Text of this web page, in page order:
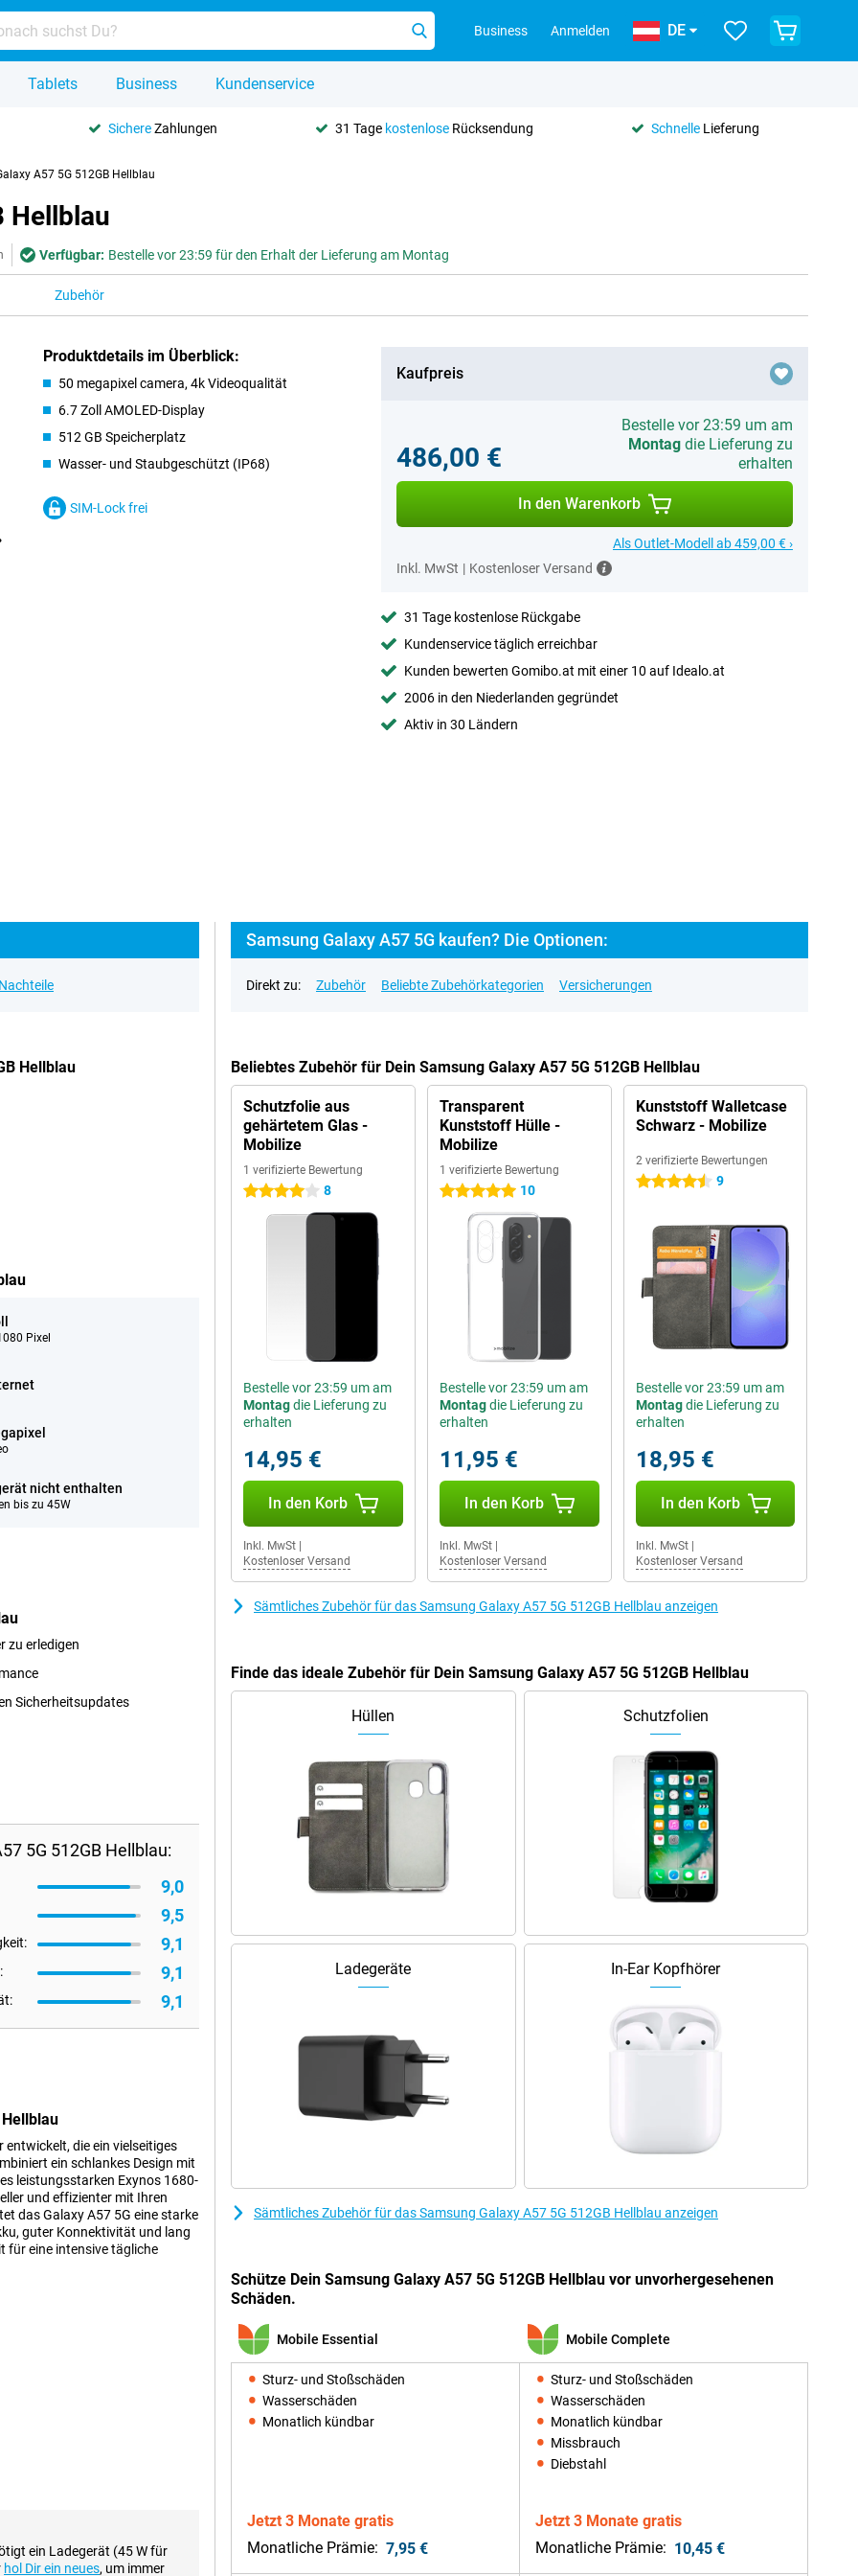
Business Anmelden DE
Tablets Business Kundenservice
SichereZahlungen 31 Tage kostenloseRücksendung SchnelleLieferung
A57 5G 512GB Hellblau
Hellblau
Verfügbar: Bestelle vor 23:59 für den Erhalt der Lieferung am Montag
Zubehör
Produktdetails im Überblick:
50 megapixel camera, 4k Videoqualität
6.7 Zoll AMOLED-Display
512 GB Speicherplatz
Wasser- und Staubgeschützt (IP68)
SIM-Lock frei
Kaufpreis
486,00 €
Bestelle vor 23:59 um am
Montagdie Lieferung zu
erhalten
In den Warenkorb
Als Outlet-Modell ab 459,00 € ›
Inkl. MwSt | Kostenloser Versand
31 Tage kostenlose Rückgabe
Kundenservice täglich erreichbar
Kunden bewerten Gomibo.at mit einer 10 auf Idealo.at
2006 in den Niederlanden gegründet
Aktiv in 30 Ländern
Hellblau
Pixel
nicht enthalten
bis zu 45W
zu erledigen
Sicherheitsupdates
5G 512GB Hellblau:
9,0
9,5
9,1
9,1
9,1
die ein vielseitiges
ein schlankes Design mit
leistungsstarken Exynos 1680-
und effizienter mit Ihren
das Galaxy A57 5G eine starke
guter Konnektivität und lang
für eine intensive tägliche
Design, das auf dem
wobei sich die Linsen subtil in
Look sorgen.
einem etwas niedrigeren Preis
KI-Funktionen, die
KI-Agenten nutzen und
ein Ladegerät (45 W für
hol Dir ein neues, um immer
Samsung Galaxy A57 5G kaufen? Die Optionen:
Direkt zu: Zubehör Beliebte Zubehörkategorien Versicherungen
Beliebtes Zubehör für Dein Samsung Galaxy A57 5G 512GB Hellblau
Schutzfolie aus
gehärtetem Glas -
Mobilize
1 verifizierte Bewertung
4 Sterne 8
Bestelle vor 23:59 um am
Montagdie Lieferung zu
erhalten
14,95 €
In den Korb
Inkl. MwSt
Kostenloser Versand
Transparent
Kunststoff Hülle -
Mobilize
1 verifizierte Bewertung
5 Sterne 10
Bestelle vor 23:59 um am
Montagdie Lieferung zu
erhalten
11,95 €
In den Korb
Inkl. MwSt|
Kostenloser Versand
Kunststoff Walletcase
Schwarz - Mobilize
2 verifizierte Bewertungen
4.5 Sterne 9
Bestelle vor 23:59 um am
Montagdie Lieferung zu
erhalten
18,95 €
In den Korb
Inkl. MwSt|
Kostenloser Versand
Sämtliches Zubehör für das Samsung Galaxy A57 5G 512GB Hellblau anzeigen
Finde das ideale Zubehör für Dein Samsung Galaxy A57 5G 512GB Hellblau
Hüllen Schutzfolien
Ladegeräte In-Ear Kopfhörer
Sämtliches Zubehör für das Samsung Galaxy A57 5G 512GB Hellblau anzeigen
Schütze Dein Samsung Galaxy A57 5G 512GB Hellblau vor unvorhergesehenen
Schäden.
Mobile Essential
Sturz- und Stoßschäden
Wasserschäden
Monatlich kündbar
Jetzt 3 Monate gratis
Monatliche Prämie: 7,95 €
Mobile Complete
Sturz- und Stoßschäden
Wasserschäden
Monatlich kündbar
Missbrauch
Diebstahl
Jetzt 3 Monate gratis
Monatliche Prämie: 10,45 €